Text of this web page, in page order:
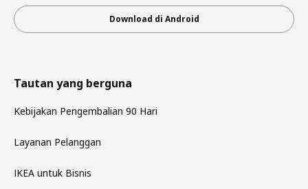
Download di Android
Tautan yang berguna
Kebijakan Pengembalian 90 Hari
Layanan Pelanggan
IKEA untuk Bisnis